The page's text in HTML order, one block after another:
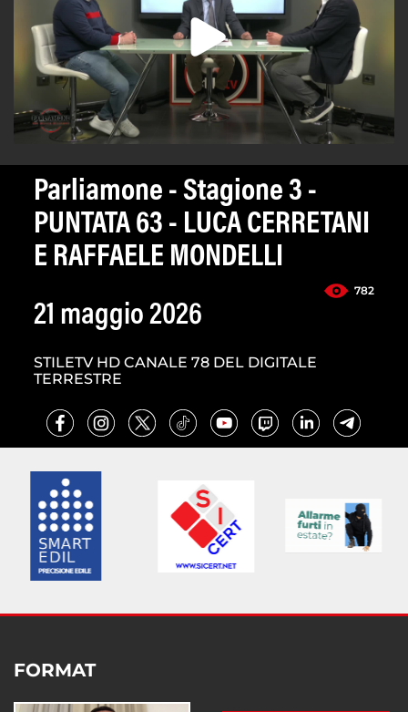
Parliamone - Stagione 3 -
PUNTATA 63 - LUCA CERRETANI
E RAFFAELE MONDELLI
782
21 maggio 2026
STILETV HD CANALE 78 DEL DIGITALE
TERRESTRE
FORMAT